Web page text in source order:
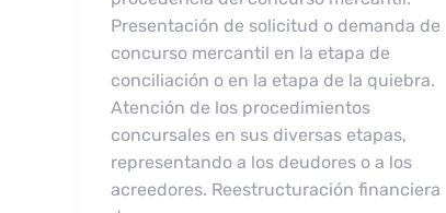
Presentación de solicitud o demanda de
concurso mercantil en la etapa de
conciliación o en la etapa de la quiebra.
Atención de los procedimientos
concursales en sus diversas etapas,
representando a los deudores o a los
acreedores. Reestructuración financiera